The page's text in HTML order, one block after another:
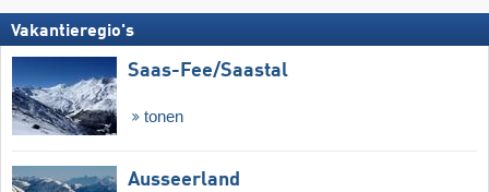
Vakantieregio's
Saas-Fee/​Saastal
tonen
Ausseerland